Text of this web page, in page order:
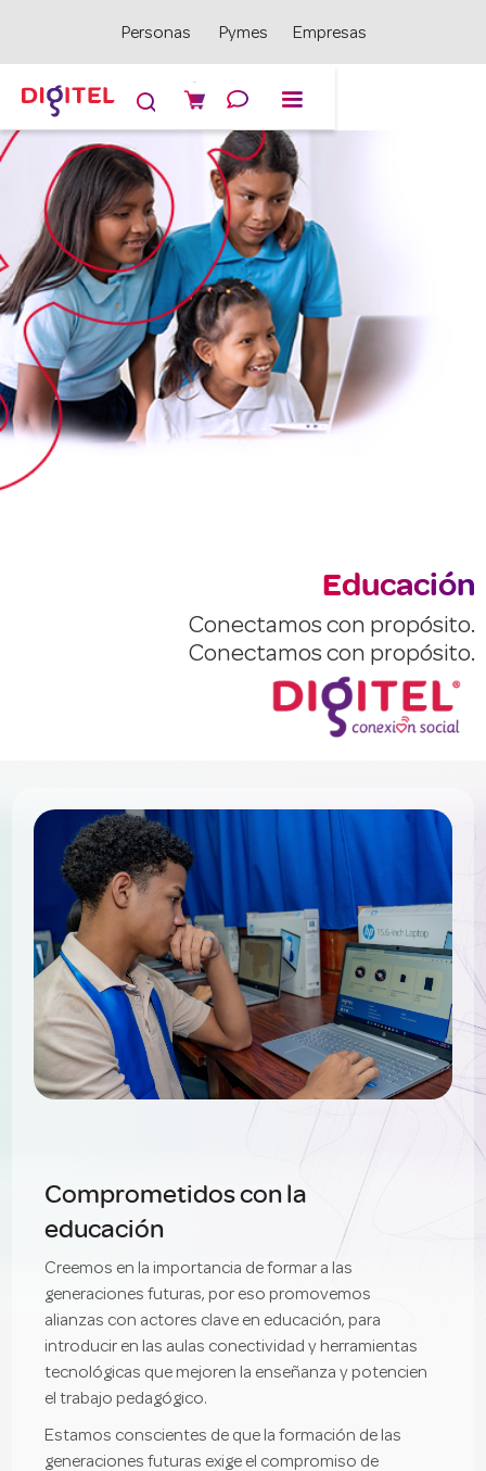
Personas Pymes Empresas

Educación
Conectamos con propósito.
Conectamos con propósito.
Comprometidos con la
educación
Creemos en la importancia de formar a las
generaciones futuras, por eso promovemos
alianzas con actores clave en educación, para
introducir en las aulas conectividad y herramientas
tecnológicas que mejoren la enseñanza y potencien
el trabajo pedagógico.
Estamos conscientes de que la formación de las
generaciones futuras exige el compromiso de